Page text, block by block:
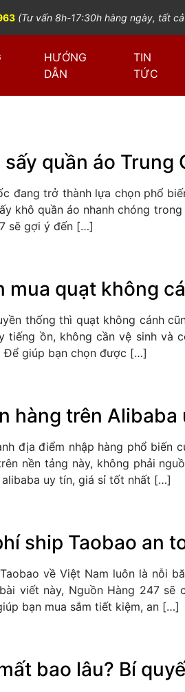
(Tư vấn 8h-17:30h hàng ngày, tất
HƯỚNG
DẪN
TIN
TỨC
quần áo Trung
đang trở thành lựa chọn phổ
khô quần áo nhanh chóng
sẽ gợi ý đến […]
mua quạt không
thống thì quạt không cánh
tiếng ồn, không cần vệ sinh
Để giúp bạn chọn được […]
hàng trên
địa điểm nhập hàng phổ biến
nền tảng này, không phải
uy tín, giá sỉ tốt nhất […]
ship Taobao an
về Việt Nam luôn là nỗi
viết này, Nguồn Hàng 247 sẽ
bạn mua sắm tiết kiệm, an […]
bao lâu? Bí